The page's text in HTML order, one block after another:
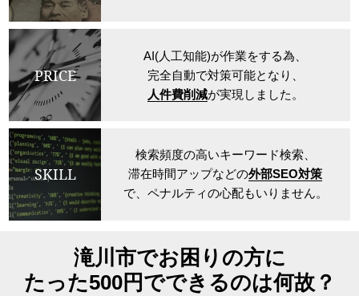
PRICE
AI(人工知能)が作業をする為、
完全自動で対策可能となり、
人件費削減が実現しました。
SKILL
検索頻度の高いキーワード検索、
滞在時間アップなどの外部SEO対策
で、ペナルティの心配もいりません。
滝川市でお困りの方に
たった500円でできるのは何故？